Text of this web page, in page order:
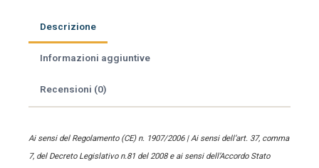
aggiornamento
dirigenti)
quantità
Descrizione
Informazioni aggiuntive
Recensioni (0)
Ai sensi del Regolamento (CE) n. 1907/2006 | Ai sensi dell’art. 37, comma
7, del Decreto Legislativo n.81 del 2008 e ai sensi dell’Accordo Stato